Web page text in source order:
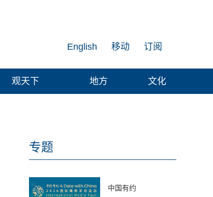
订阅
移动
English
观天下 地方 文化
专题
中国有约